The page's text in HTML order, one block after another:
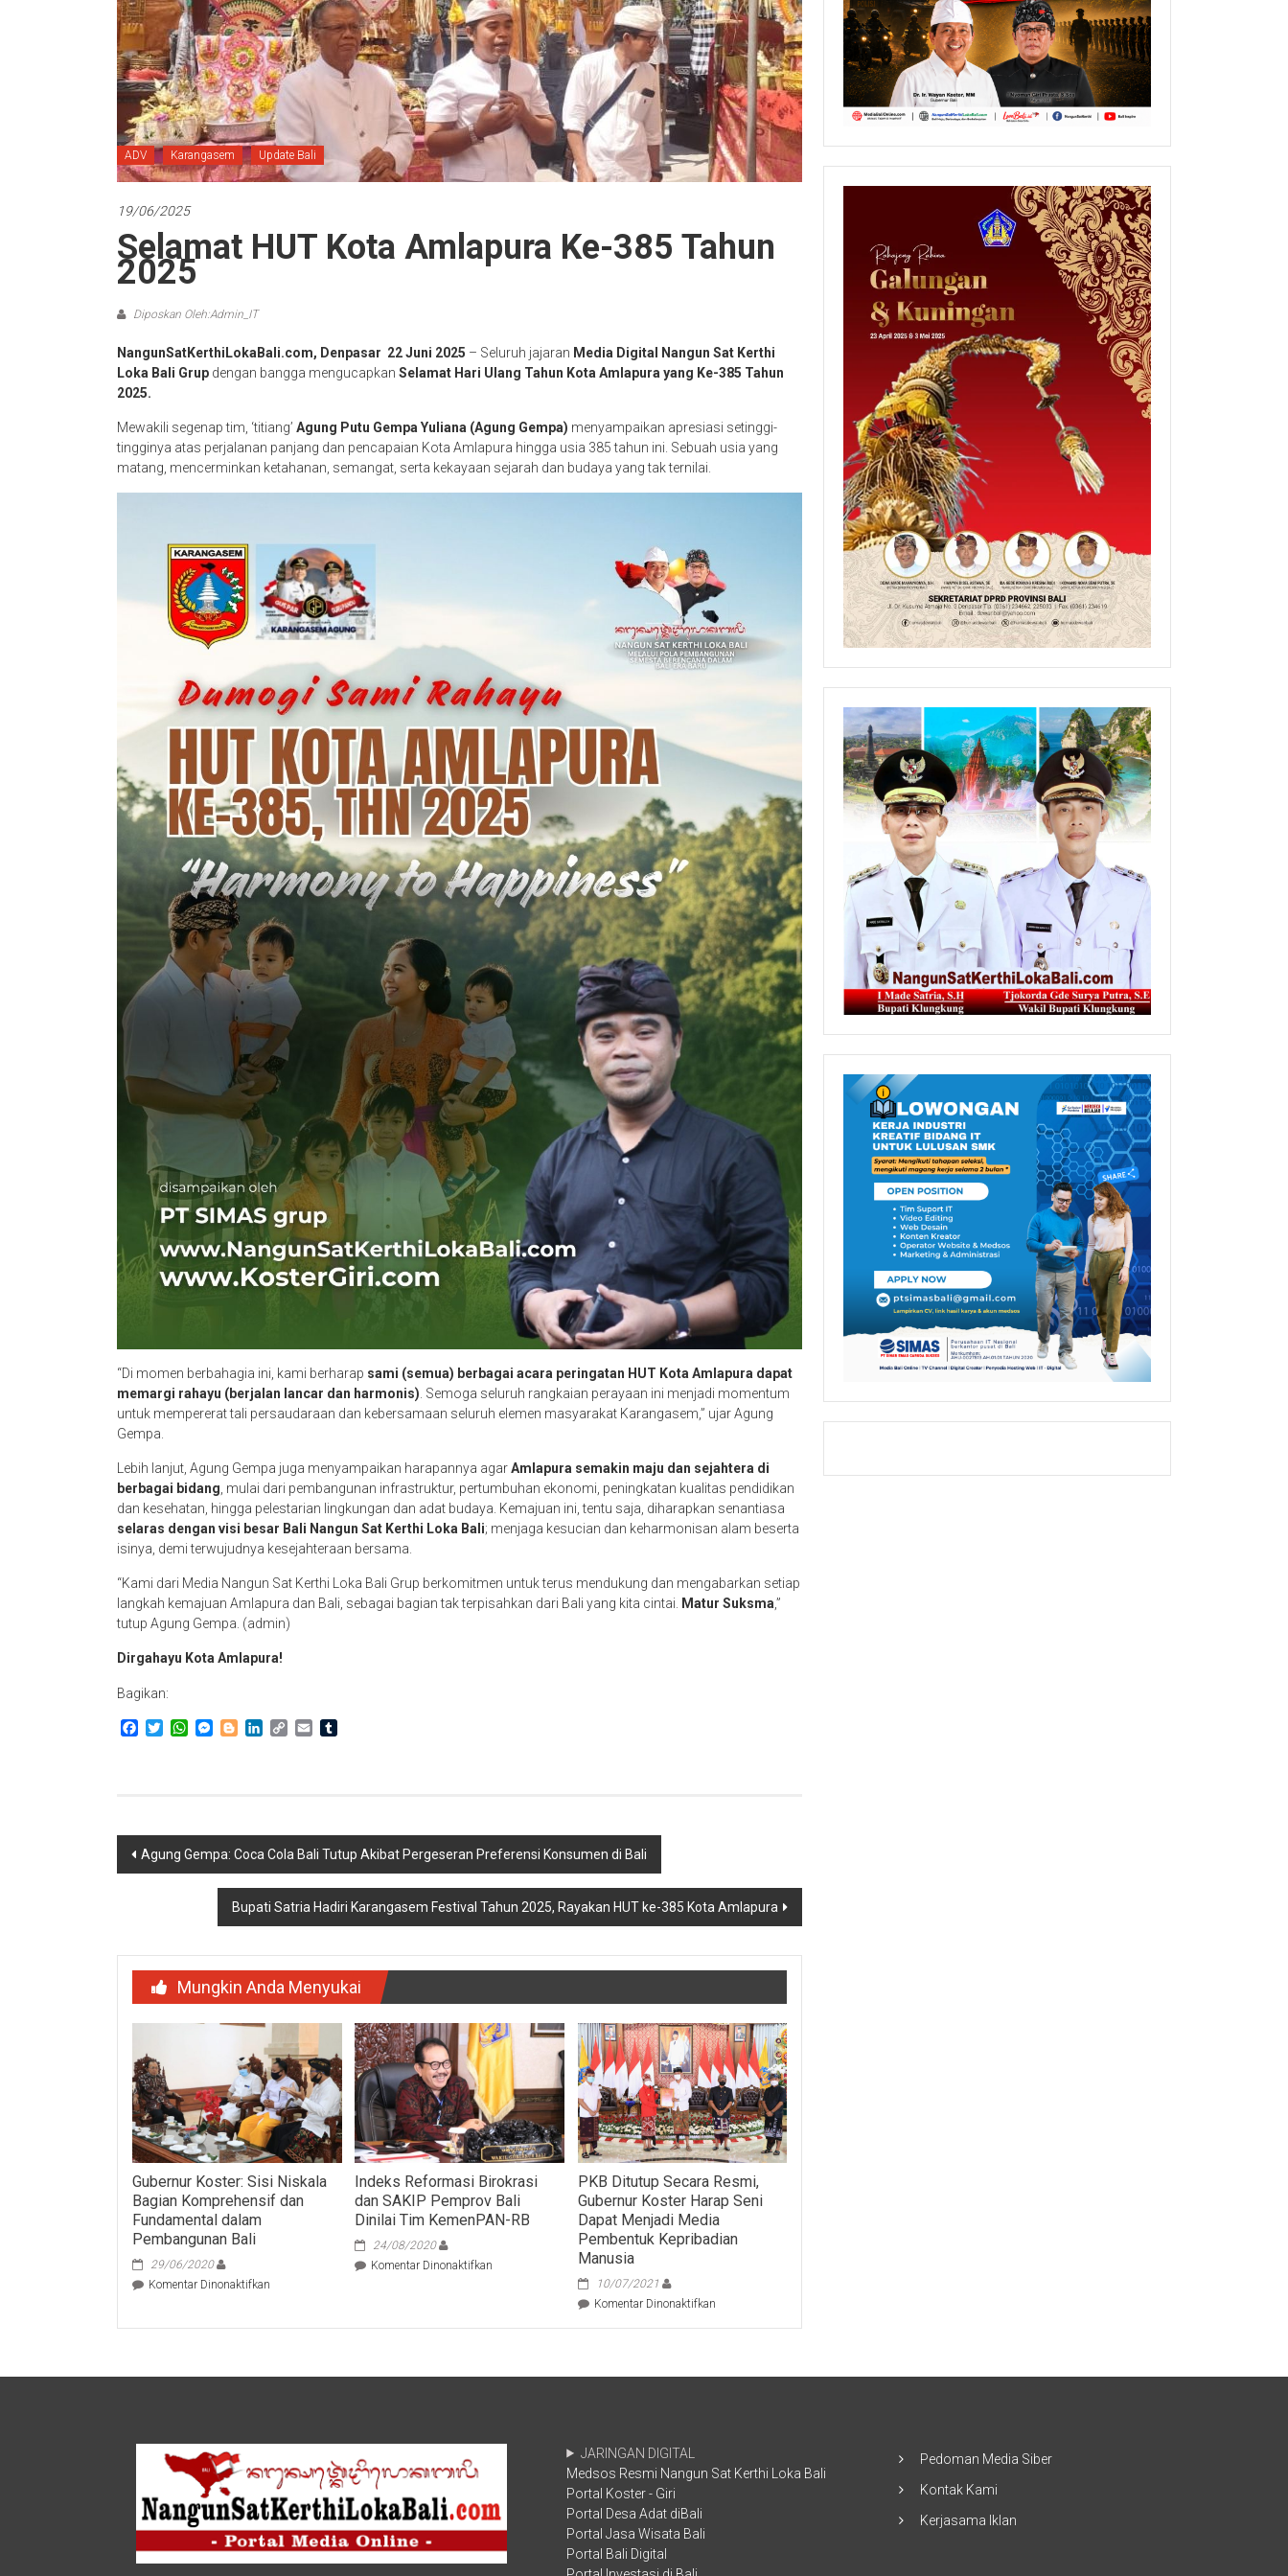
ADV Karangasem Update Bali
19/06/2025
Selamat HUT Kota Amlapura Ke-385 Tahun
2025
Diposkan Oleh:Admin_IT
NangunSatKerthiLokaBali.com, Denpasar 22 Juni 2025 – Seluruh jajaran Media Digital Nangun Sat Kerthi
Loka Bali Grup dengan bangga mengucapkan Selamat Hari Ulang Tahun Kota Amlapura yang Ke-385 Tahun
2025.
Mewakili segenap tim, ‘titiang’ Agung Putu Gempa Yuliana (Agung Gempa) menyampaikan apresiasi setinggi-
tingginya atas perjalanan panjang dan pencapaian Kota Amlapura hingga usia 385 tahun ini. Sebuah usia yang
matang, mencerminkan ketahanan, semangat, serta kekayaan sejarah dan budaya yang tak ternilai.
“Di momen berbahagia ini, kami berharap sami (semua) berbagai acara peringatan HUT Kota Amlapura dapat
memargi rahayu (berjalan lancar dan harmonis) . Semoga seluruh rangkaian perayaan ini menjadi momentum
untuk mempererat tali persaudaraan dan kebersamaan seluruh elemen masyarakat Karangasem,” ujar Agung
Gempa.
Lebih lanjut, Agung Gempa juga menyampaikan harapannya agarAmlapura semakin maju dan sejahtera di
berbagai bidang , mulai dari pembangunan infrastruktur, pertumbuhan ekonomi, peningkatan kualitas pendidikan
dan kesehatan, hingga pelestarian lingkungan dan adat budaya. Kemajuan ini, tentu saja, diharapkan senantiasa
selaras dengan visi besar Bali Nangun Sat Kerthi Loka Bali; menjaga kesucian dan keharmonisan alam beserta
isinya, demi terwujudnya kesejahteraan bersama.
“Kami dari Media Nangun Sat Kerthi Loka Bali Grup berkomitmen untuk terus mendukung dan mengabarkan setiap
langkah kemajuan Amlapura dan Bali, sebagai bagian tak terpisahkan dari Bali yang kita cintai.
Matur Suksma,”
tutup Agung Gempa. (admin)
Dirgahayu Kota Amlapura!
Bagikan:
Facebook
TwitterWhatsApp
Messenger
BloggerLinkedIn
CopyEmail
Navigasi
Agung Gempa: Coca Cola Bali Tutup Akibat Pergeseran Preferensi Konsumen di Bali
Bupati Satria Hadiri Karangasem Festival Tahun 2025, Rayakan HUT ke-385 Kota Amlapura
Mungkin Anda Menyukai
Gubernur Koster: Sisi Niskala
Bagian Komprehensif dan
Fundamental dalam
Pembangunan Bali
29/06/2020
Komentar Dinonaktifkan
Bali
Indeks Reformasi Birokrasi
dan SAKIP Pemprov Bali
Dinilai Tim KemenPAN-RB
24/08/2020
Komentar Dinonaktifkan
dan
PKB Ditutup Secara Resmi,
Gubernur Koster Harap Seni
Dapat Menjadi Media
Pembentuk Kepribadian
Manusia
10/07/2021
Komentar Dinonaktifkanpada
Menjadi
JARINGAN DIGITAL
Medsos Resmi Nangun Sat Kerthi Loka Bali
Portal Koster - Giri
Portal Desa Adat diBali
Portal Jasa Wisata Bali
Portal Bali Digital
Pedoman Media Siber
Kontak Kami
Kerjasama Iklan